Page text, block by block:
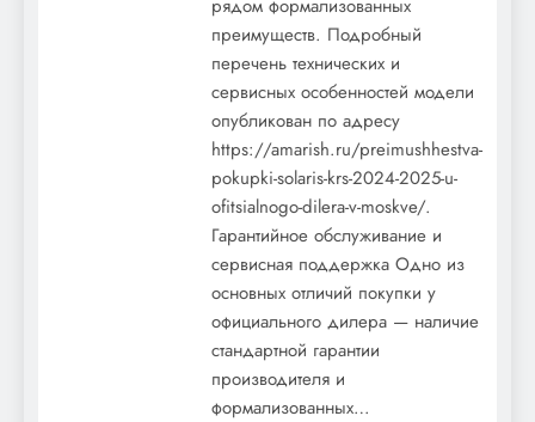
рядом формализованных
преимуществ. Подробный
перечень технических и
сервисных особенностей модели
опубликован по адресу
https://amarish.ru/preimushhestva-
pokupki-solaris-krs-2024-2025-u-
ofitsialnogo-dilera-v-moskve/.
Гарантийное обслуживание и
сервисная поддержка Одно из
основных отличий покупки у
официального дилера — наличие
стандартной гарантии
производителя и
формализованных…